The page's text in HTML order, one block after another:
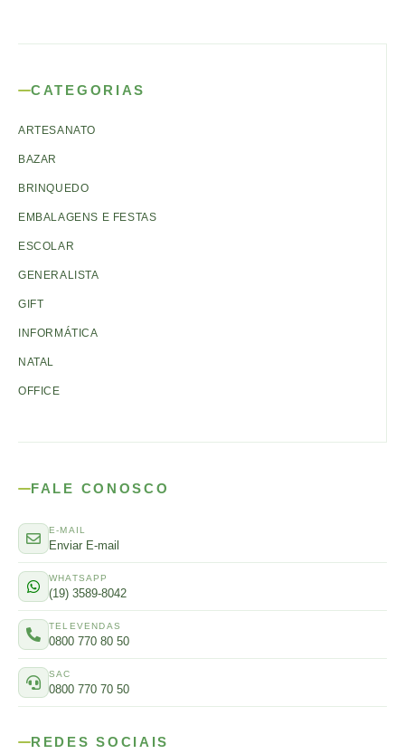
CATEGORIAS
ARTESANATO
BAZAR
BRINQUEDO
EMBALAGENS E FESTAS
ESCOLAR
GENERALISTA
GIFT
INFORMÁTICA
NATAL
OFFICE
FALE CONOSCO
E-MAIL
Enviar E-mail
WHATSAPP
(19) 3589-8042
TELEVENDAS
0800 770 80 50
SAC
0800 770 70 50
REDES SOCIAIS